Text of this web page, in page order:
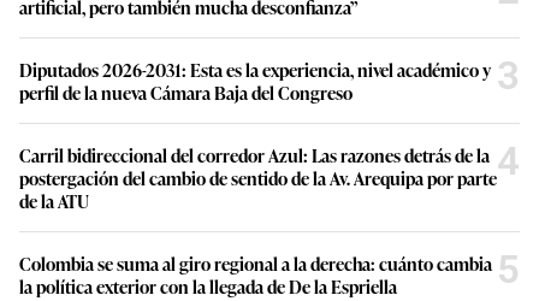
artificial, pero también mucha desconfianza”
Diputados 2026-2031: Esta es la experiencia, nivel académico y
perfil de la nueva Cámara Baja del Congreso
3
Carril bidireccional del corredor Azul: Las razones detrás de la
postergación del cambio de sentido de la Av. Arequipa por parte
de la ATU
4
Colombia se suma al giro regional a la derecha: cuánto cambia
la política exterior con la llegada de De la Espriella
5